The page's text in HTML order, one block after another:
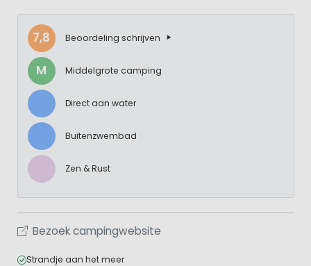
7,8 Beoordeling schrijven
M Middelgrote camping
Direct aan water
Buitenzwembad
Zen & Rust
Bezoek campingwebsite
Strandje aan het meer